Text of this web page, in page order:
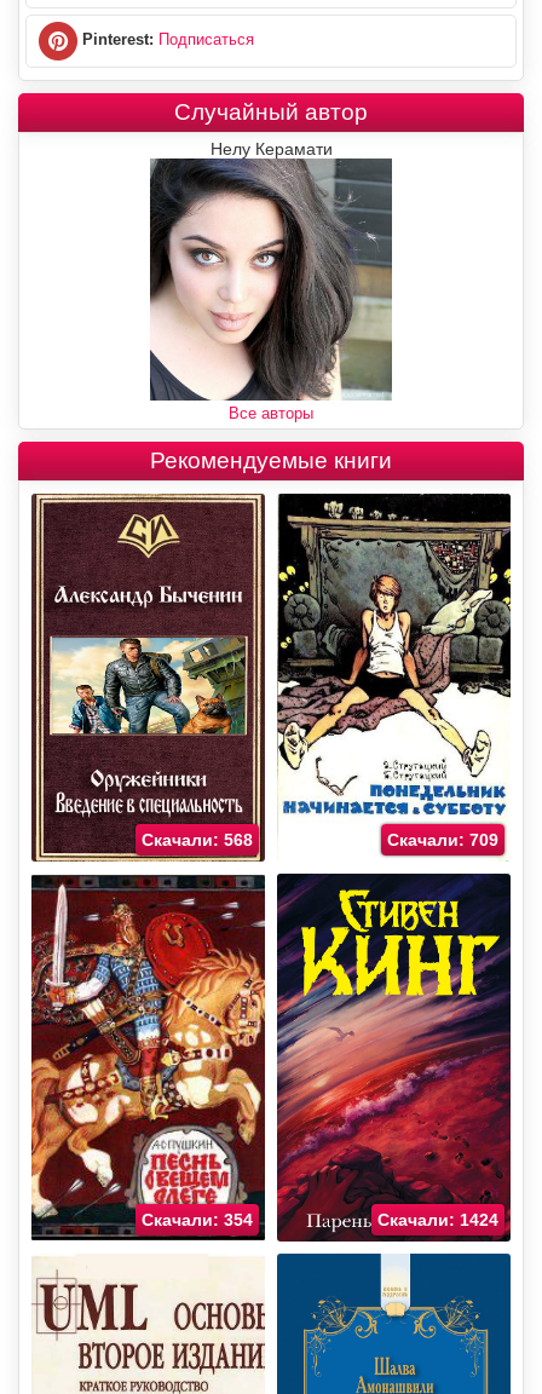
Pinterest: Подписаться
Случайный автор
Нелу Керамати
Все авторы
Рекомендуемые книги
Скачали: 568 Скачали: 709
Скачали: 354 Скачали: 1424